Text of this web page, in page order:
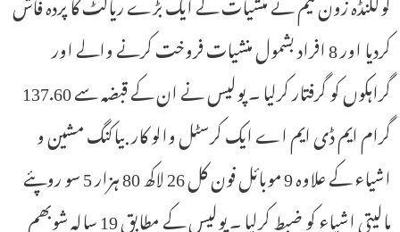
کردیا اور 8 افراد بشمول منشیات فروخت کرنے والے اور
گراہکوں کو گرفتار کرلیا ۔ پولیس نے ان کے قبضہ سے 137.60
گرام ایم ڈی ایم اے ایک کرسٹل والو کار بیاکنگ مشین و
اشیاء کے علاوہ 9 موبائل فون کل 26 لاکھ 80 ہزار 5 سو روپئے
مالیتی اشیاء کو ضبط کرلیا ۔ پولیس کے مطابق 19 سالہ شوبھم